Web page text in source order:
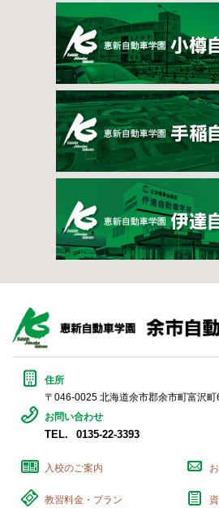
2026/7/21（火）
自動車学校は自宅練習で
2026/7/20（月）
後部座席シートベルト義
件
住所
〒046-0025 北海道余市郡余市町富沢町
お問い合わせ
TEL. 0135-22-3393
入校のご案内
教習料金・プラン